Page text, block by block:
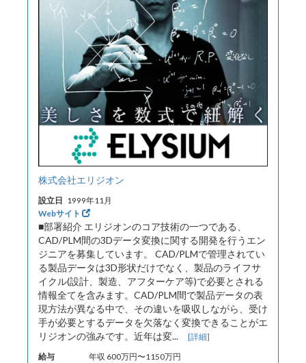
株式会社エリジオン
設立日 1999年11月
Webサイト
■部署紹介 エリジオンのコア技術の一つである、
CAD/PLM間の3Dデータ変換に関する開発を行うエン
ジニアを募集しています。 CAD/PLMで管理されてい
る製品データは3D形状だけでなく、製品のライフサ
イクル(設計、製造、アフターケア等)で必要とされる
情報全てを含みます。CAD/PLM間で製品データの表
現方法が異なる中で、その違いを吸収しながら、受け
手が必要とするデータを欠落なく変換できることがエ
リジオンの強みです。近年は変... [詳細]
給与
年収 600万円〜1150万円